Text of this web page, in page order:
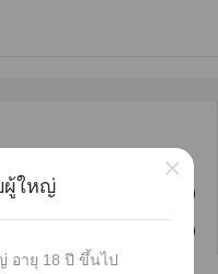
ผู้ใหญ่
อายุ 18 ปี ขึ้นไป
×